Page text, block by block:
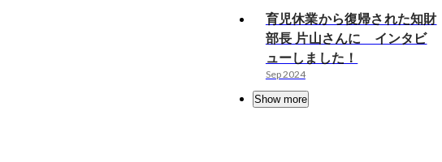
育児休業から復帰された知財
部長 片山さんに インタビ
ューしました！
Sep 2024
Show more